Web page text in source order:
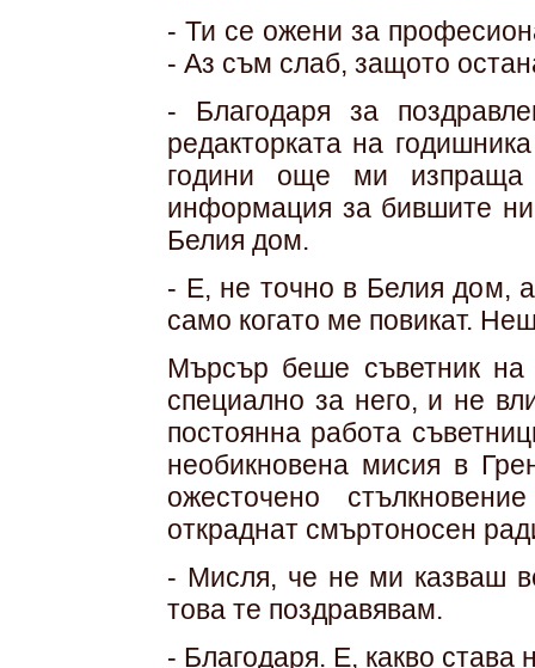
- Ти се ожени за
- Аз съм слаб, защото
- Благодаря за
редакторката на
години още ми
информация за бившите
Белия дом.
- Е, не точно в Белия дом,
само когато ме повикат.
Мърсър беше съветник на
специално за него, и не
постоянна работа
необикновена мисия в
ожесточено
откраднат смъртоносен
- Мисля, че не ми казваш
това те поздравявам.
- Благодаря. Е, какво става